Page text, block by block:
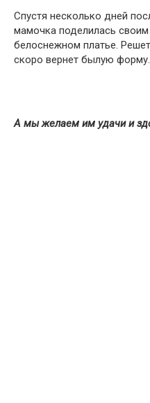
Спустя несколько дней
мамочка поделилась
белоснежном платье.
скоро вернет былую форму.
А мы желаем им удачи и